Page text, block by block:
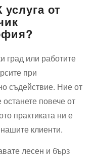
от
град или работите
при
съдействие. Ние от
повече от
практиката ни е
клиенти.
лесен и бърз